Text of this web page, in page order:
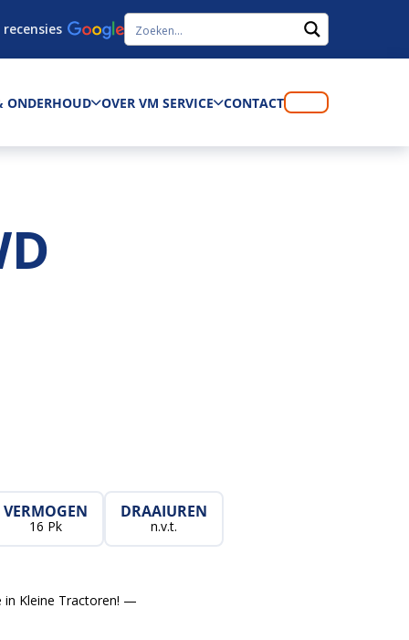
recensies
ONDERHOUD OVER VM SERVICE CONTACT
VERMOGEN
16 Pk
DRAAIUREN
n.v.t.
in Kleine Tractoren! —